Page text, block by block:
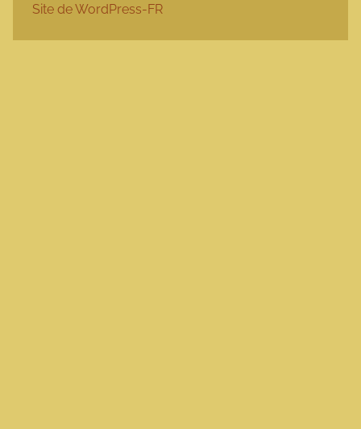
Site de WordPress-FR